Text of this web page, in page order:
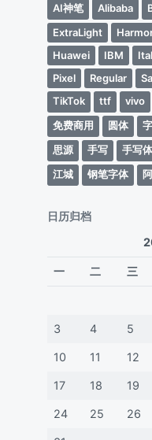
AI神笔 Alibaba
ExtraLight
Huawei
IBM
Pixel
Regular
TikTok
ttf vivo
免费商用
圆体
思源
手写 手写体
江城
钢笔字体
日历归档
一 二 三
3 4 5
10 11 12
17 18 19
24 25 26